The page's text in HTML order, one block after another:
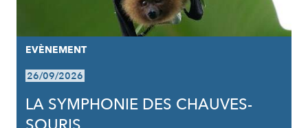
EVÈNEMENT
26/09/2026
LA SYMPHONIE DES CHAUVES-